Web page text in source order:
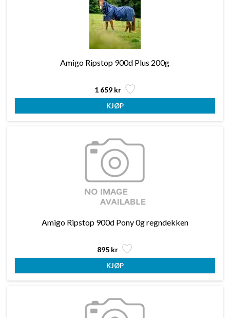
Amigo Ripstop 900d Plus 200g
1 659 kr
Amigo Ripstop 900d Pony 0g regndekken
895 kr